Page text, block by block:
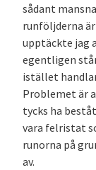
sådant
runföljderna är
upptäckte jag
egentligen
istället
Problemet är
tycks ha
vara felristat
runorna på
av.